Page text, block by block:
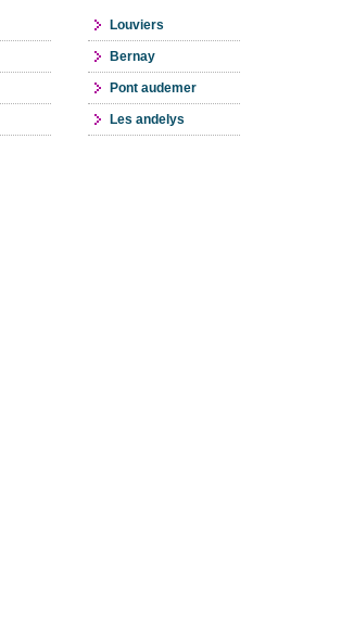
Louviers
Bernay
Pont audemer
Les andelys